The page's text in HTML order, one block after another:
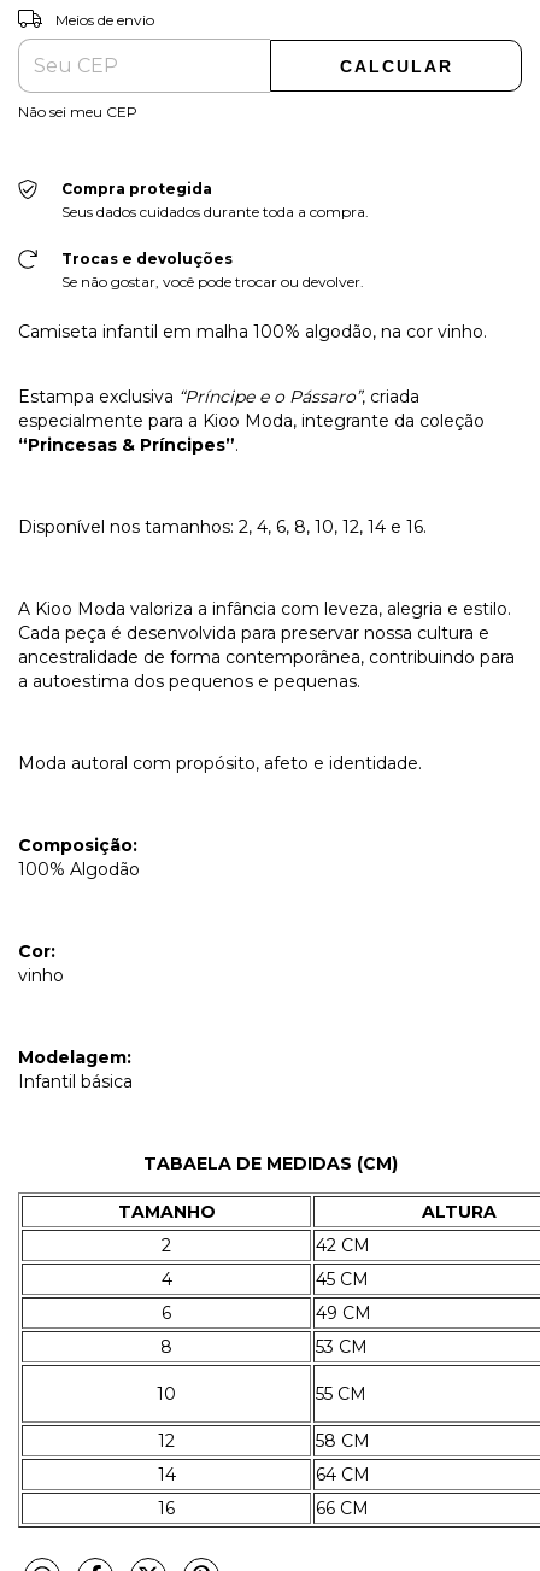
Entregas para o CEP:
Meios de envio
CALCULAR
Não sei meu CEP
Compra protegida
Seus dados cuidados durante toda a compra.
Trocas e devoluções
Se não gostar, você pode trocar ou devolver.
Camiseta infantil em malha 100% algodão, na cor vinho.
Estampa exclusiva “Príncipe e o Pássaro”, criada
especialmente para a Kioo Moda, integrante da coleção
“Princesas & Príncipes”.
Disponível nos tamanhos: 2, 4, 6, 8, 10, 12, 14 e 16.
A Kioo Moda valoriza a infância com leveza, alegria e estilo.
Cada peça é desenvolvida para preservar nossa cultura e
ancestralidade de forma contemporânea, contribuindo para
a autoestima dos pequenos e pequenas.
Moda autoral com propósito, afeto e identidade.
Composição:
100% Algodão
Cor:
vinho
Modelagem:
Infantil básica
TABAELA DE MEDIDAS (CM)
TAMANHO
ALTURA
2
42 CM
4
45 CM
6
49 CM
8
53 CM
10 55 CM
12
58 CM
14
64 CM
16
66 CM